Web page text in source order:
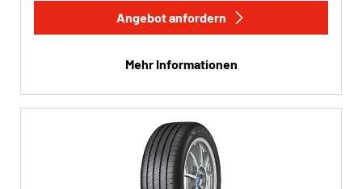
Angebot anfordern
Mehr Informationen